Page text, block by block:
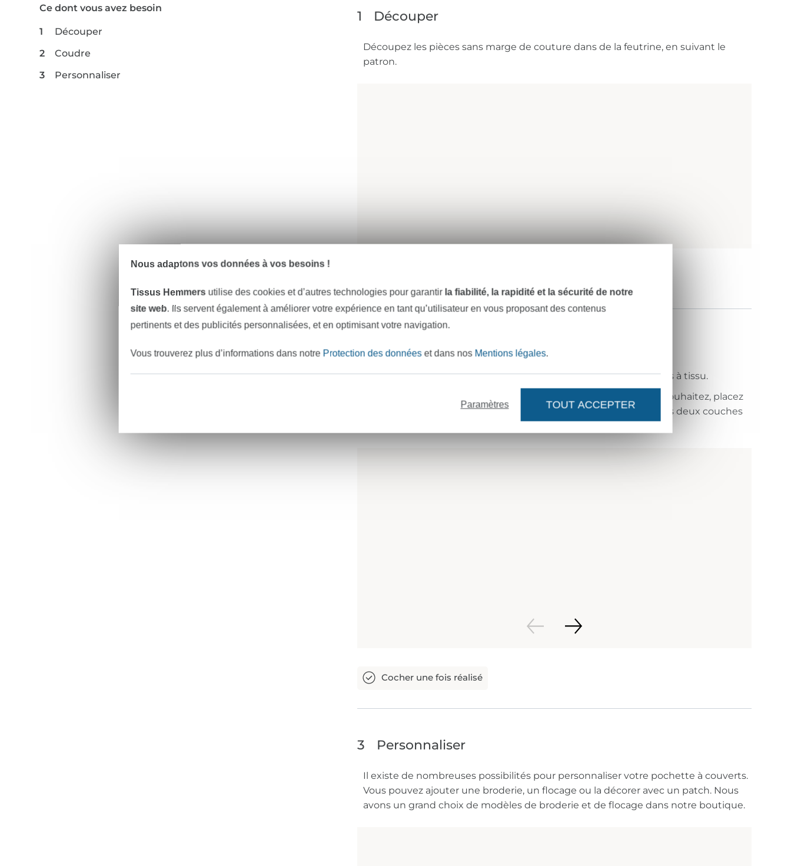
Ce dont vous avez besoin
Découper
Coudre
Personnaliser
1 Découper
Découpez les pièces sans marge de couture dans de la feutrine, en suivant le
patron.
Coudre
Repliez un côté court sur 11 cm et fixez le rabat avec des pinces à tissu.
Cousez les bords latéraux fixés avec un point droit. Si vous le souhaitez, placez
sur le côté un morceau de ruban tissé ou de SnapPap entre les deux couches
3 Personnaliser
Il existe de nombreuses possibilités pour personnaliser votre pochette à couverts.
Vous pouvez ajouter une broderie, un flocage ou la décorer avec un patch. Nous
avons un grand choix de modèles de broderie et de flocage dans notre boutique.
Nous adaptons vos données à vos besoins !
Tissus Hemmers utilise des cookies et d’autres technologies pour garantir la fiabilité, la rapidité et la sécurité de notre
site web. Ils servent également à améliorer votre expérience en tant qu’utilisateur en vous proposant des contenus
pertinents et des publicités personnalisées, et en optimisant votre navigation.
Vous trouverez plus d’informations dans notre Protection des donnéeset dans nos Mentions légales.
Paramètres TOUT ACCEPTER